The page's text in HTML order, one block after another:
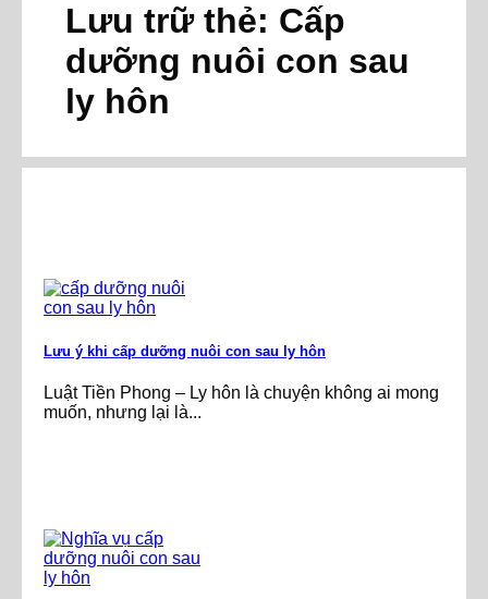
Lưu trữ thẻ: Cấp
dưỡng nuôi con sau
ly hôn
Lưu ý khi cấp dưỡng nuôi con sau ly hôn
Luật Tiền Phong – Ly hôn là chuyện không ai mong
muốn, nhưng lại là...